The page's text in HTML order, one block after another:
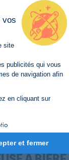
vos
site
publicités qui vous
de navigation afin
en cliquant sur
et fermer